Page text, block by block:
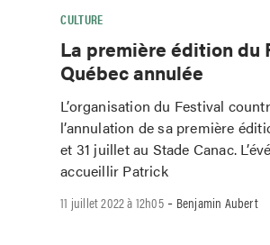
CULTURE
La première édition du
Québec annulée
L’organisation du Festival
l’annulation de sa première
et 31 juillet au Stade Canac.
accueillir Patrick
11 juillet 2022 à 12h05- Benjamin Aubert